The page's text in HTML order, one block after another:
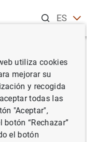
ESEN
una
utiliza cookies
mejorar su
y recogida
todas las
"Aceptar",
“Rechazar”
el botón